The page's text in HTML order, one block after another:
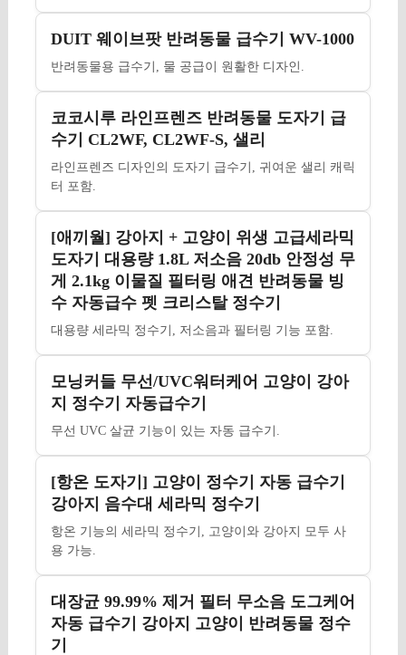
DUIT 웨이브팟 반려동물 급수기 WV-1000
반려동물용 급수기, 물 공급이 원활한 디자인.
코코시루 라인프렌즈 반려동물 도자기 급
수기 CL2WF, CL2WF-S, 샐리
라인프렌즈 디자인의 도자기 급수기, 귀여운 샐리 캐릭
터 포함.
[애끼월] 강아지 + 고양이 위생 고급세라믹
도자기 대용량 1.8L 저소음 20db 안정성 무
게 2.1kg 이물질 필터링 애견 반려동물 빙
수 자동급수 펫 크리스탈 정수기
대용량 세라믹 정수기, 저소음과 필터링 기능 포함.
모닝커들 무선/UVC워터케어 고양이 강아
지 정수기 자동급수기
무선 UVC 살균 기능이 있는 자동 급수기.
[항온 도자기] 고양이 정수기 자동 급수기
강아지 음수대 세라믹 정수기
항온 기능의 세라믹 정수기, 고양이와 강아지 모두 사
용 가능.
대장균 99.99% 제거 필터 무소음 도그케어
자동 급수기 강아지 고양이 반려동물 정수
기